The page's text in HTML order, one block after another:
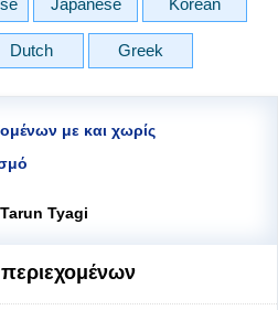
Japanese Korean
Dutch Greek
με και χωρίς
Tarun Tyagi